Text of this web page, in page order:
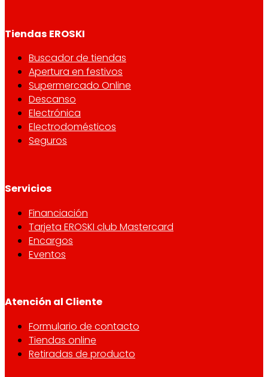
Tiendas EROSKI
Buscador de tiendas
Apertura en festivos
Supermercado Online
Descanso
Electrónica
Electrodomésticos
Seguros
Servicios
Financiación
Tarjeta EROSKI club Mastercard
Encargos
Eventos
Atención al Cliente
Formulario de contacto
Tiendas online
Retiradas de producto